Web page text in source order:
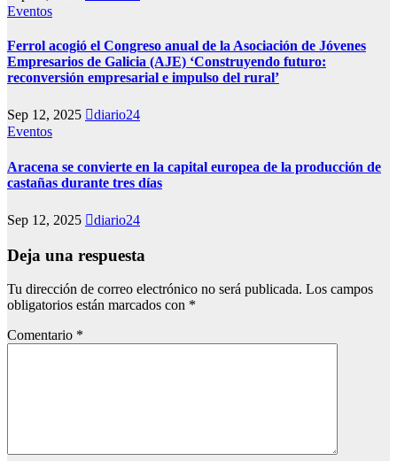
Eventos
Ferrol acogió el Congreso anual de la Asociación de Jóvenes
Empresarios de Galicia (AJE) ‘Construyendo futuro:
reconversión empresarial e impulso del rural’
Sep 12, 2025
diario24
Eventos
Aracena se convierte en la capital europea de la producción de
castañas durante tres días
Sep 12, 2025 diario24
Deja una respuesta
Tu dirección de correo electrónico no será publicada. Los campos
obligatorios están marcados con *
Comentario *